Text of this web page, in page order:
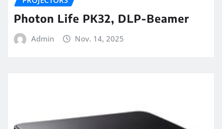
Photon Life PK32, DLP-Beamer
Admin Nov. 14, 2025